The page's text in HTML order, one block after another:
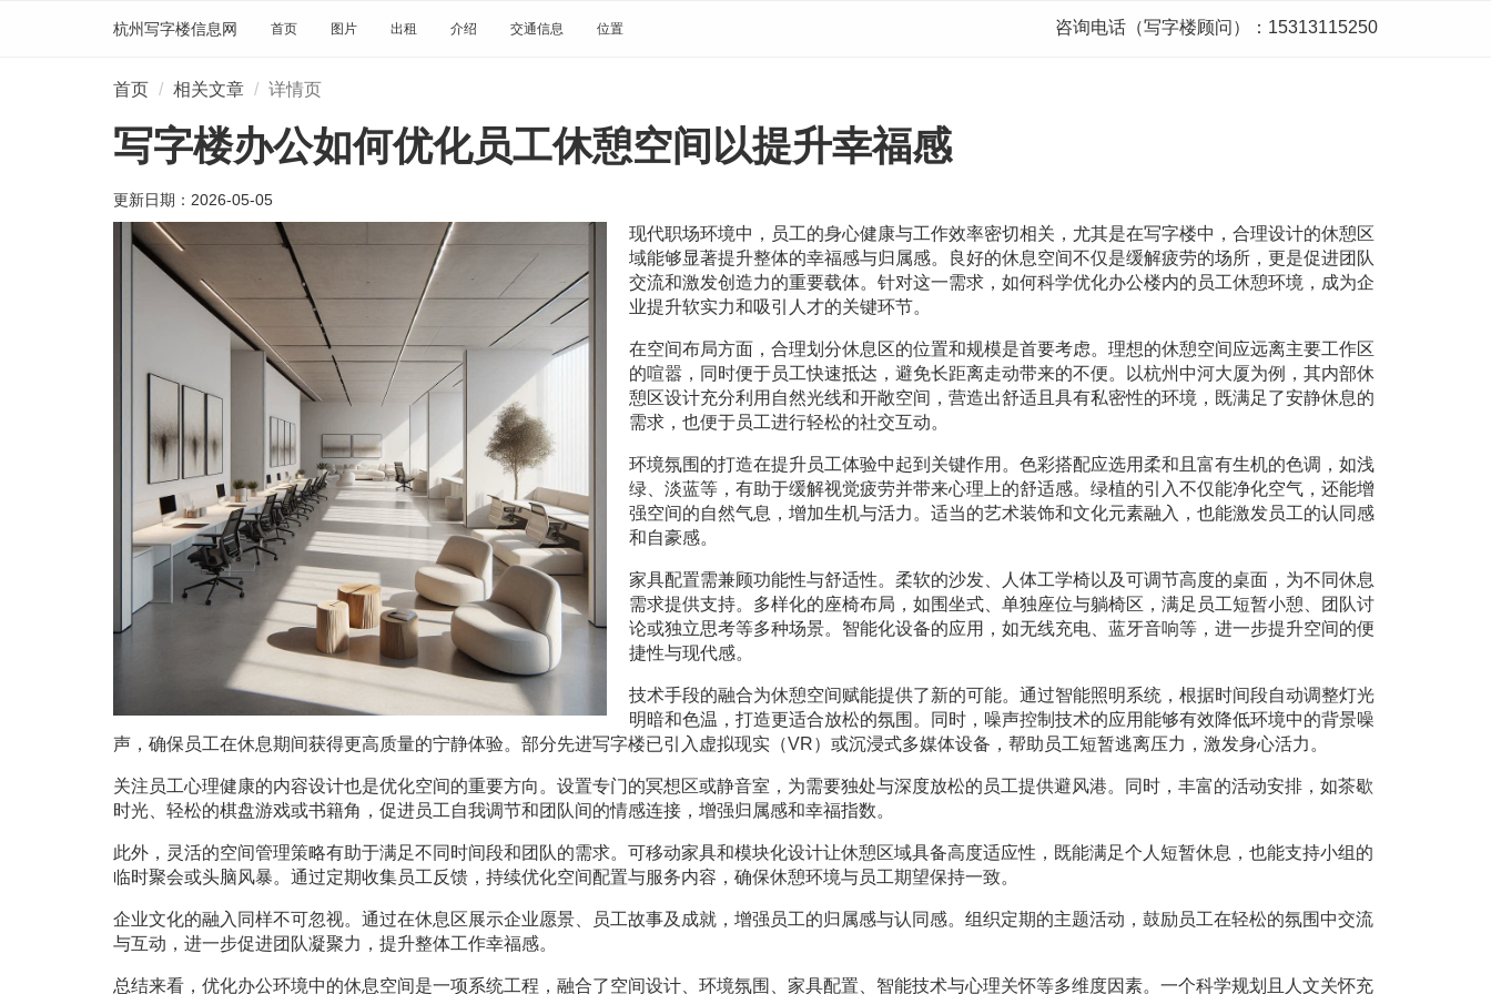
杭州写字楼信息网 首页 图片 出租 介绍 交通信息 位置 咨询电话（写字楼顾问）：15313115250
首页 相关文章 详情页
写字楼办公如何优化员工休憩空间以提升幸福感
更新日期： 2026-05-05
现代职场环境中，员工的身心健康与工作效率密切相关，尤其是在写字楼中，合理设计的休憩区
域能够显著提升整体的幸福感与归属感。良好的休息空间不仅是缓解疲劳的场所，更是促进团队
交流和激发创造力的重要载体。针对这一需求，如何科学优化办公楼内的员工休憩环境，成为企
业提升软实力和吸引人才的关键环节。
在空间布局方面，合理划分休息区的位置和规模是首要考虑。理想的休憩空间应远离主要工作区
的喧嚣，同时便于员工快速抵达，避免长距离走动带来的不便。以杭州中河大厦为例，其内部休
憩区设计充分利用自然光线和开敞空间，营造出舒适且具有私密性的环境，既满足了安静休息的
需求，也便于员工进行轻松的社交互动。
环境氛围的打造在提升员工体验中起到关键作用。色彩搭配应选用柔和且富有生机的色调，如浅
绿、淡蓝等，有助于缓解视觉疲劳并带来心理上的舒适感。绿植的引入不仅能净化空气，还能增
强空间的自然气息，增加生机与活力。适当的艺术装饰和文化元素融入，也能激发员工的认同感
和自豪感。
家具配置需兼顾功能性与舒适性。柔软的沙发、人体工学椅以及可调节高度的桌面，为不同休息
需求提供支持。多样化的座椅布局，如围坐式、单独座位与躺椅区，满足员工短暂小憩、团队讨
论或独立思考等多种场景。智能化设备的应用，如无线充电、蓝牙音响等，进一步提升空间的便
捷性与现代感。
技术手段的融合为休憩空间赋能提供了新的可能。通过智能照明系统，根据时间段自动调整灯光
明暗和色温，打造更适合放松的氛围。同时，噪声控制技术的应用能够有效降低环境中的背景噪
声，确保员工在休息期间获得更高质量的宁静体验。部分先进写字楼已引入虚拟现实（VR）或沉浸式多媒体设备，帮助员工短暂逃离压力，激发身心活力。
关注员工心理健康的内容设计也是优化空间的重要方向。设置专门的冥想区或静音室，为需要独处与深度放松的员工提供避风港。同时，丰富的活动安排，如茶歇
时光、轻松的棋盘游戏或书籍角，促进员工自我调节和团队间的情感连接，增强归属感和幸福指数。
此外，灵活的空间管理策略有助于满足不同时间段和团队的需求。可移动家具和模块化设计让休憩区域具备高度适应性，既能满足个人短暂休息，也能支持小组的
临时聚会或头脑风暴。通过定期收集员工反馈，持续优化空间配置与服务内容，确保休憩环境与员工期望保持一致。
企业文化的融入同样不可忽视。通过在休息区展示企业愿景、员工故事及成就，增强员工的归属感与认同感。组织定期的主题活动，鼓励员工在轻松的氛围中交流
与互动，进一步促进团队凝聚力，提升整体工作幸福感。
总结来看，优化办公环境中的休息空间是一项系统工程，融合了空间设计、环境氛围、家具配置、智能技术与心理关怀等多维度因素。一个科学规划且人文关怀充